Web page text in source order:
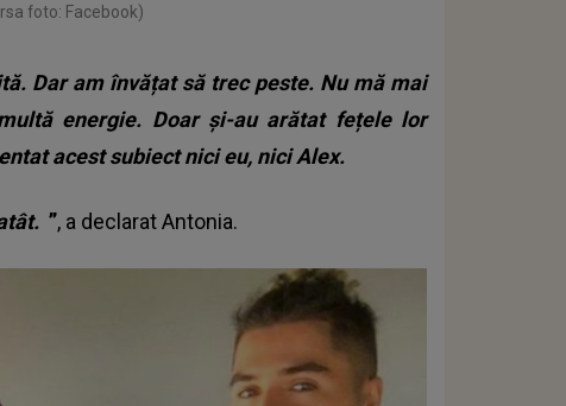
foto: Facebook)
Dar am învățat să trec peste. Nu mă mai
energie. Doar și-au arătat fețele lor
acest subiect nici eu, nici Alex.
”, a declarat Antonia.